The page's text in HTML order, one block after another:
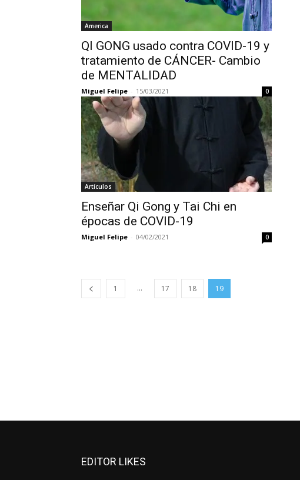
America
QI GONG usado contra COVID-19 y
tratamiento de CÁNCER- Cambio
de MENTALIDAD
Miguel Felipe - 15/03/2021 0
Artículos
Enseñar Qi Gong y Tai Chi en
épocas de COVID-19
Miguel Felipe - 04/02/2021 0
1 ... 17 18 19
EDITOR LIKES